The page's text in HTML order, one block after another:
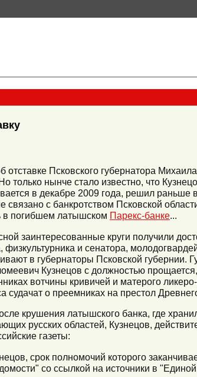
отставке Псковского губернатора
только нынче стало известно, что
в декабре 2009 года, решил раньше
связано с банкротством Псковской
в погибшем латышском Парекс-банке...
заинтересованные круги получили
физкультурника и сенатора,
в губернаторы Псковской губернии.
Кузнецов с должностью
вотчины кривичей и матерого
судачат о преемниках на престол
крушения латышского банка, где
русских областей, Кузнецов,
газеты:
срок полномочий которого
со ссылкой на источники в